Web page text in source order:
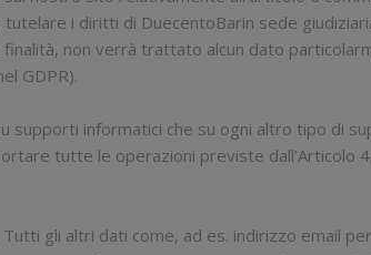
i diritti di DuecentoBarin sede
non verrà trattato alcun dato
GDPR).
informatici che su ogni altro tipo di
tutte le operazioni previste dall’Articolo
gli altri dati come, ad es. indirizzo email